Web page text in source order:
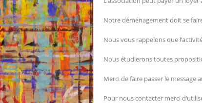
Notre déménagement doit se
Nous vous rappelons que
Nous étudierons toutes
Merci de faire passer le message
Pour nous contacter merci